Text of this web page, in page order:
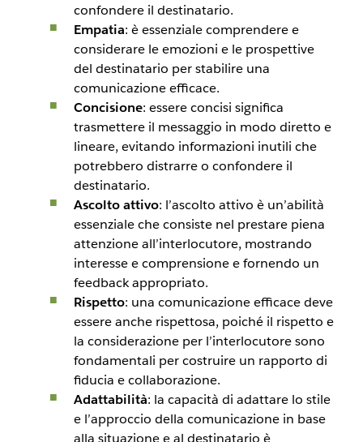
confondere il destinatario.
Empatia: è essenziale comprendere e
considerare le emozioni e le prospettive
del destinatario per stabilire una
comunicazione efficace.
Concisione: essere concisi significa
trasmettere il messaggio in modo diretto e
lineare, evitando informazioni inutili che
potrebbero distrarre o confondere il
destinatario.
Ascolto attivo: l’ascolto attivo è un’abilità
essenziale che consiste nel prestare piena
attenzione all’interlocutore, mostrando
interesse e comprensione e fornendo un
feedback appropriato.
Rispetto: una comunicazione efficace deve
essere anche rispettosa, poiché il rispetto e
la considerazione per l’interlocutore sono
fondamentali per costruire un rapporto di
fiducia e collaborazione.
Adattabilità: la capacità di adattare lo stile
e l’approccio della comunicazione in base
alla situazione e al destinatario è